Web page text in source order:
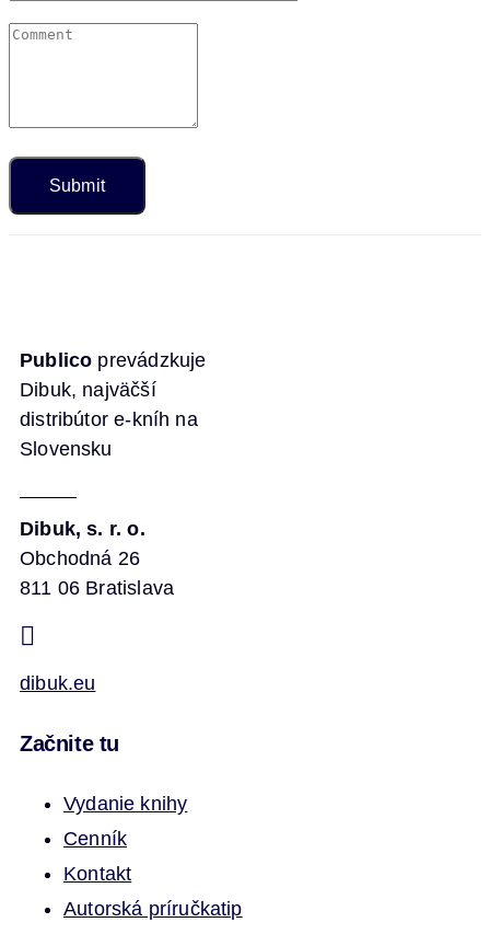
Publico prevádzkuje
Dibuk, najväčší
distribútor e-kníh na
Slovensku
Dibuk, s. r. o.
Obchodná 26
811 06 Bratislava
dibuk.eu
Začnite tu
Vydanie knihy
Cenník
Kontakt
Autorská príručkatip